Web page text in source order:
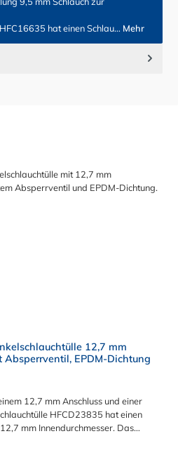
hat einen Schlau… Mehr
12,7 mm
Absperrventil, EPDM-Dichtung
12,7 mm Anschluss und einer
HFCD23835 hat einen
mm Innendurchmesser. Das